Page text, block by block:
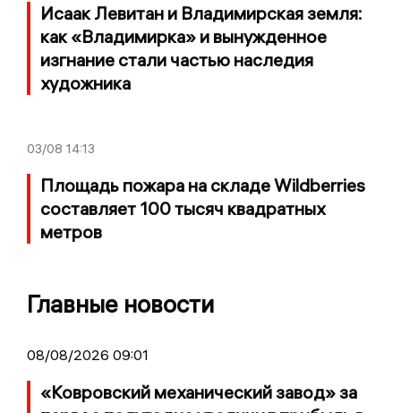
Исаак Левитан и Владимирская земля:
как «Владимирка» и вынужденное
изгнание стали частью наследия
художника
03/08 14:13
Площадь пожара на складе Wildberries
составляет 100 тысяч квадратных
метров
Главные новости
08/08/2026 09:01
«Ковровский механический завод» за